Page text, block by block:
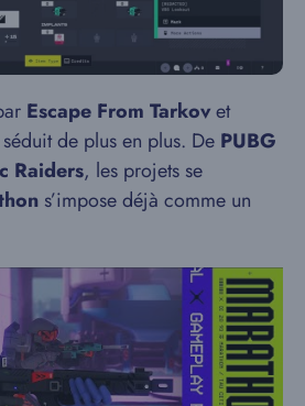
Escape From Tarkovet
de plus en plus. De PUBG
Raiders, les projets se
s’impose déjà comme un